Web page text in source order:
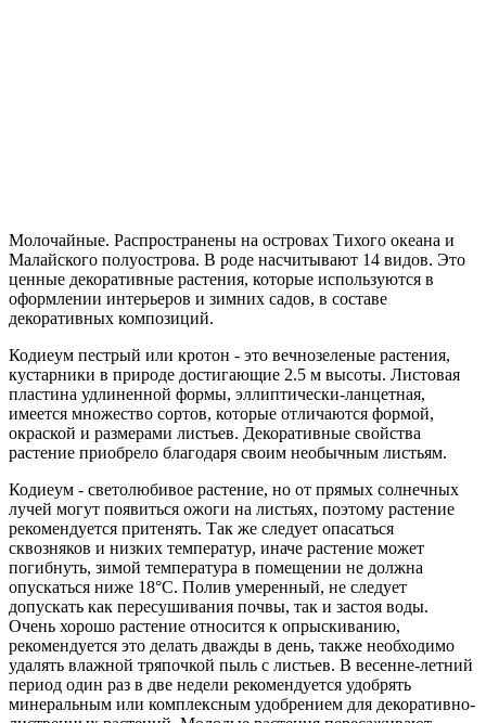
Молочайные. Распространены на островах Тихого океана и
Малайского полуострова. В роде насчитывают 14 видов. Это
ценные декоративные растения, которые используются в
оформлении интерьеров и зимних садов, в составе
декоративных композиций.
Кодиеум пестрый или кротон - это вечнозеленые растения,
кустарники в природе достигающие 2.5 м высоты. Листовая
пластина удлиненной формы, эллиптически-ланцетная,
имеется множество сортов, которые отличаются формой,
окраской и размерами листьев. Декоративные свойства
растение приобрело благодаря своим необычным листьям.
Кодиеум - светолюбивое растение, но от прямых солнечных
лучей могут появиться ожоги на листьях, поэтому растение
рекомендуется притенять. Так же следует опасаться
сквозняков и низких температур, иначе растение может
погибнуть, зимой температура в помещении не должна
опускаться ниже 18°С. Полив умеренный, не следует
допускать как пересушивания почвы, так и застоя воды.
Очень хорошо растение относится к опрыскиванию,
рекомендуется это делать дважды в день, также необходимо
удалять влажной тряпочкой пыль с листьев. В весенне-летний
период один раз в две недели рекомендуется удобрять
минеральным или комплексным удобрением для декоративно-